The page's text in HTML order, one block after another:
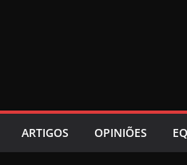
ARTIGOS OPINIÕES